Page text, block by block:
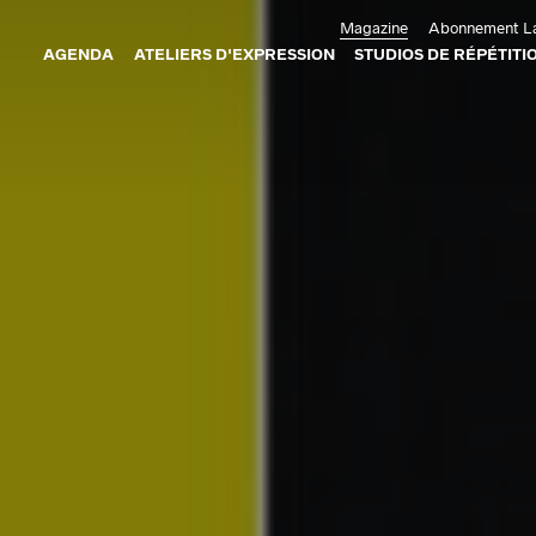
Aller au contenu principalMagazine
Abonnement
AGENDA
ATELIERS D'EXPRESSION STUDIOS DE